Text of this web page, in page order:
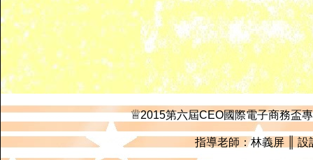
♕2015第六屆CEO國際電子商務盃
指導老師：林義屏 ║ 設